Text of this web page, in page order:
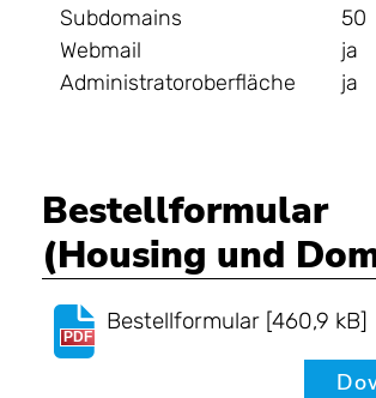
Subdomains
50
Webmail
ja
Administratoroberfläche
ja
Bestellformular
(Housing und
PDF
Bestellformular [460,9 kB]